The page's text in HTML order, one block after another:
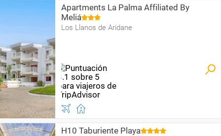
Apartments La Palma Affiliated By
Meliá
Los Llanos de Aridane
H10 Taburiente Playa